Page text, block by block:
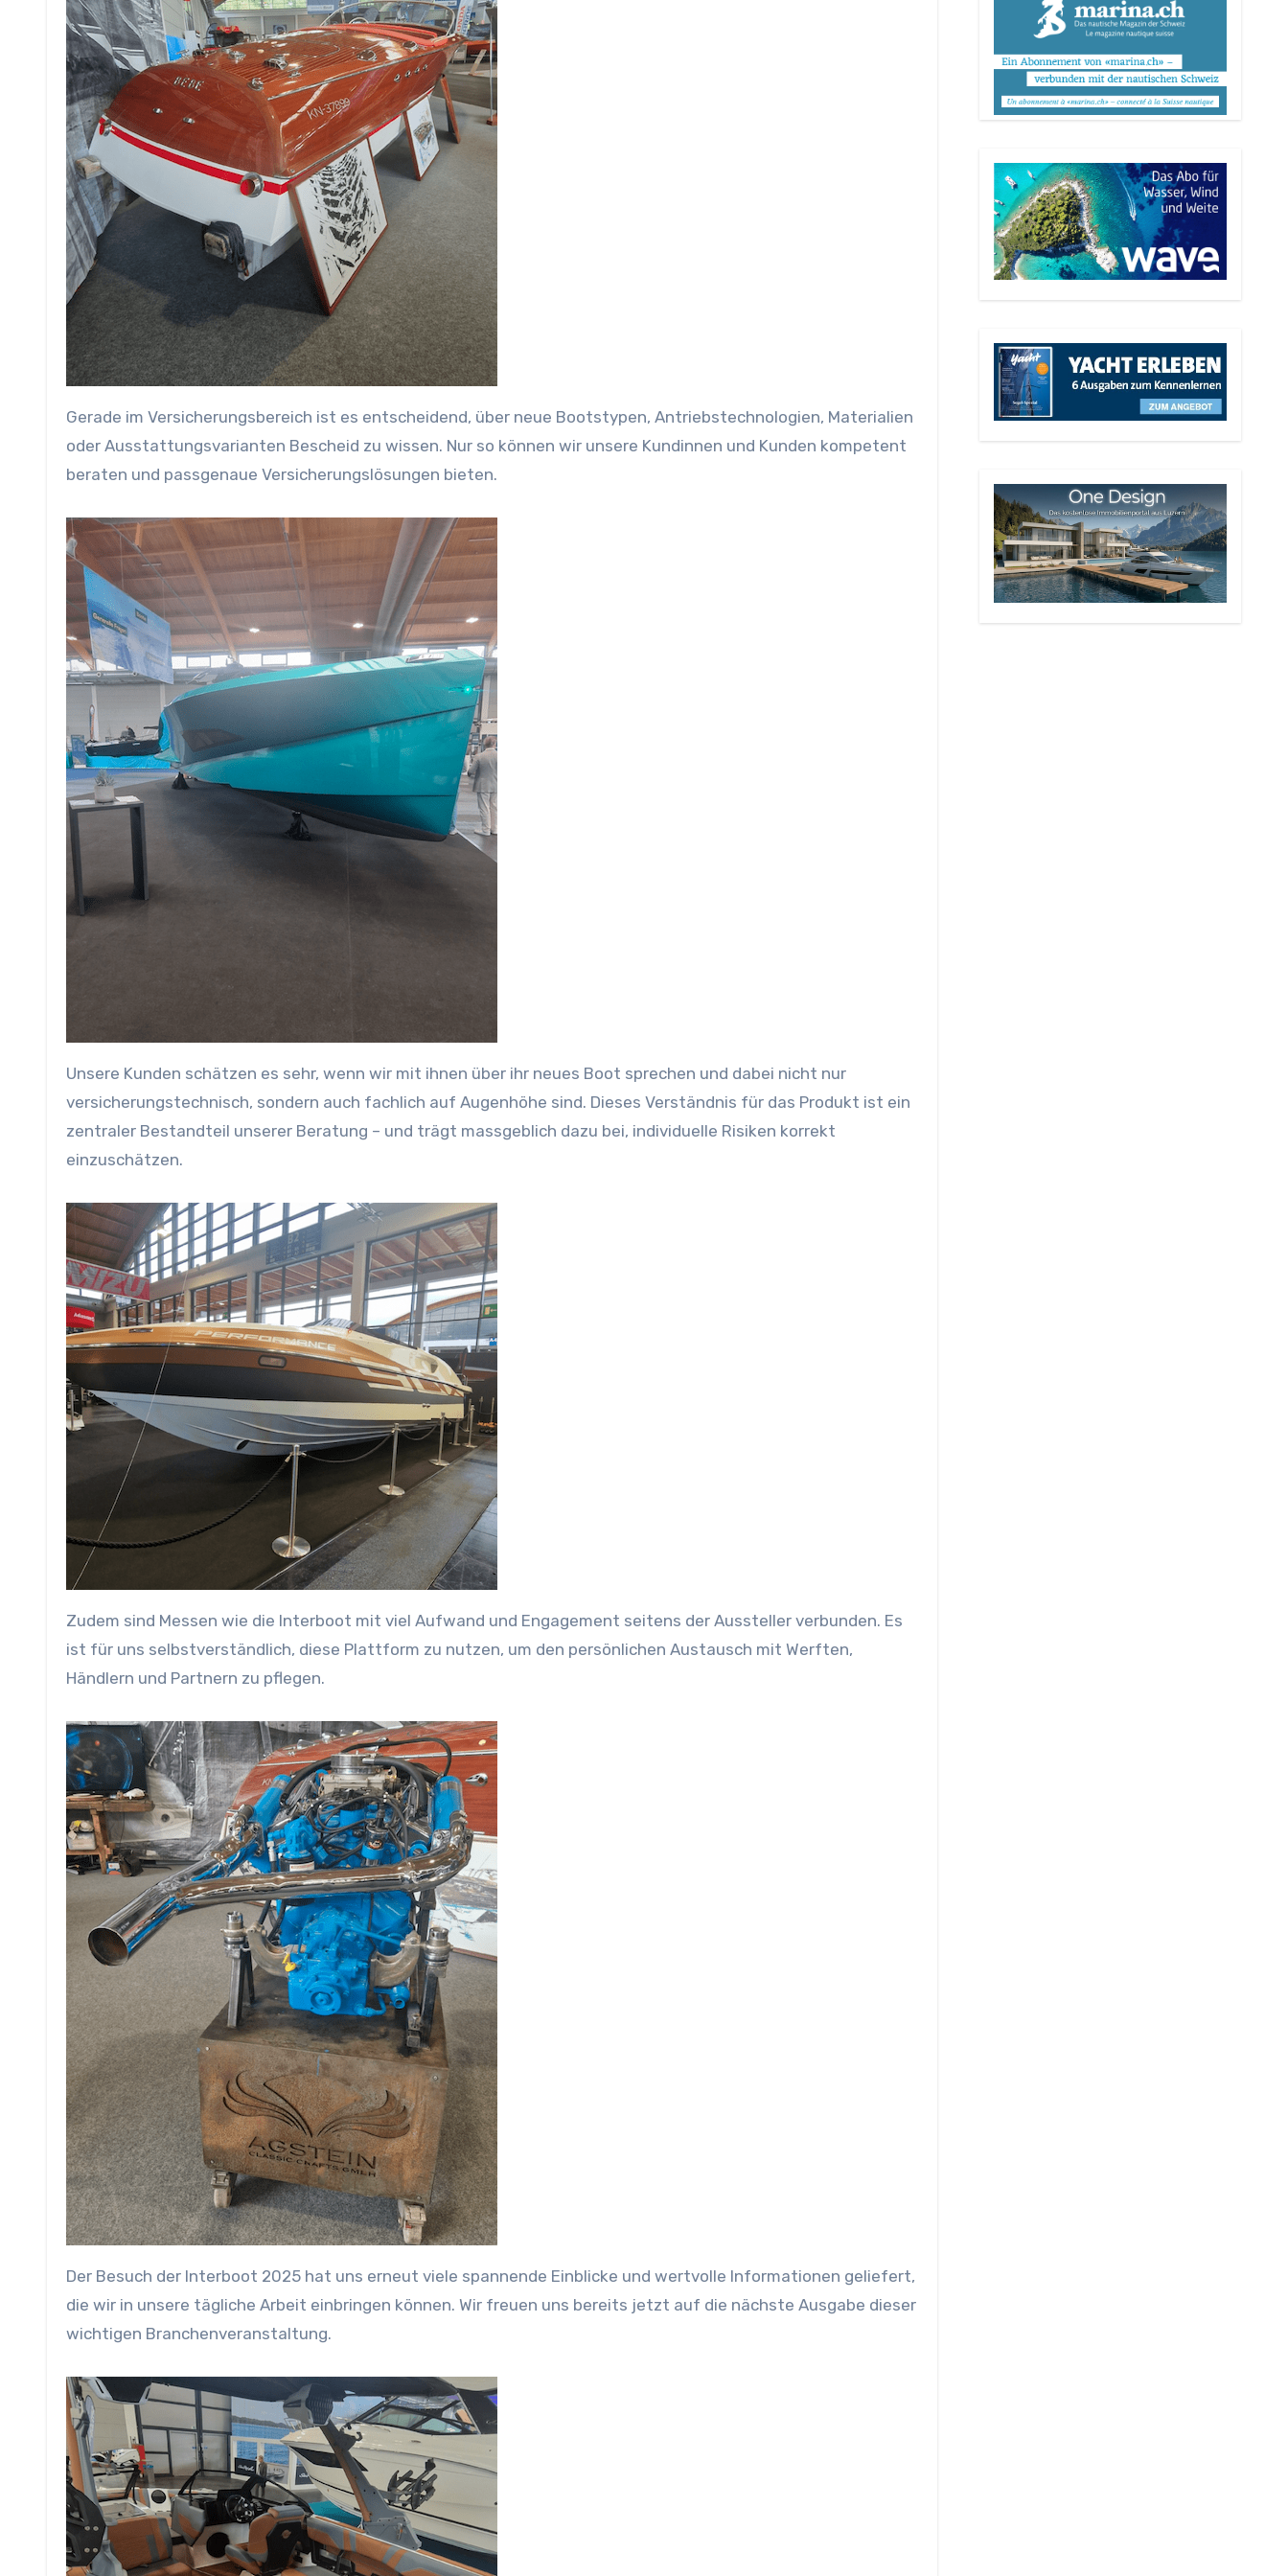
Gerade im Versicherungsbereich ist es entscheidend, über neue Bootstypen, Antriebstechnologien, Materialien
oder Ausstattungsvarianten Bescheid zu wissen. Nur so können wir unsere Kundinnen und Kunden kompetent
beraten und passgenaue Versicherungslösungen bieten.
Unsere Kunden schätzen es sehr, wenn wir mit ihnen über ihr neues Boot sprechen und dabei nicht nur
versicherungstechnisch, sondern auch fachlich auf Augenhöhe sind. Dieses Verständnis für das Produkt ist ein
zentraler Bestandteil unserer Beratung – und trägt massgeblich dazu bei, individuelle Risiken korrekt
einzuschätzen.
Zudem sind Messen wie die Interboot mit viel Aufwand und Engagement seitens der Aussteller verbunden. Es
ist für uns selbstverständlich, diese Plattform zu nutzen, um den persönlichen Austausch mit Werften,
Händlern und Partnern zu pflegen.
Der Besuch der Interboot 2025 hat uns erneut viele spannende Einblicke und wertvolle Informationen geliefert,
die wir in unsere tägliche Arbeit einbringen können. Wir freuen uns bereits jetzt auf die nächste Ausgabe dieser
wichtigen Branchenveranstaltung.